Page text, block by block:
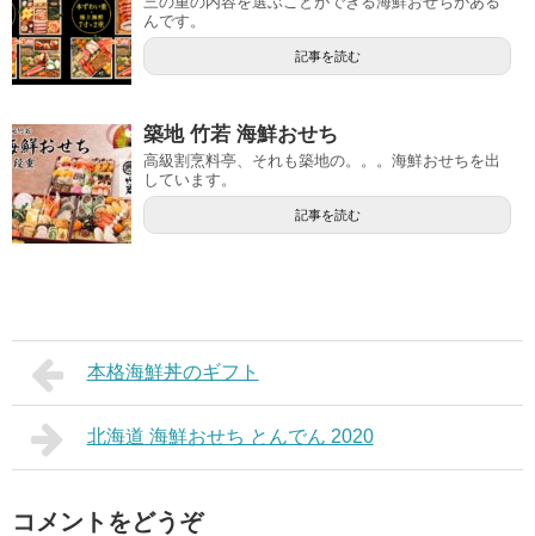
んです。
記事を読む
築地 竹若 海鮮おせち
高級割烹料亭、それも築地の。。。海鮮おせちを出
しています。
記事を読む
本格海鮮丼のギフト
北海道 海鮮おせち とんでん 2020
コメントをどうぞ